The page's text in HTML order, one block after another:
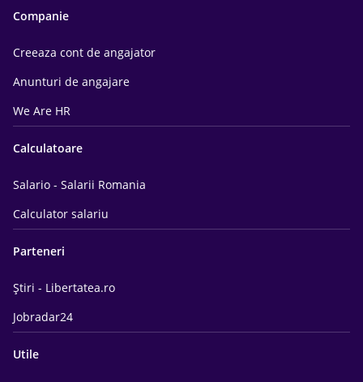
Companie
Creeaza cont de angajator
Anunturi de angajare
We Are HR
Calculatoare
Salario - Salarii Romania
Calculator salariu
Parteneri
Știri - Libertatea.ro
Jobradar24
Utile